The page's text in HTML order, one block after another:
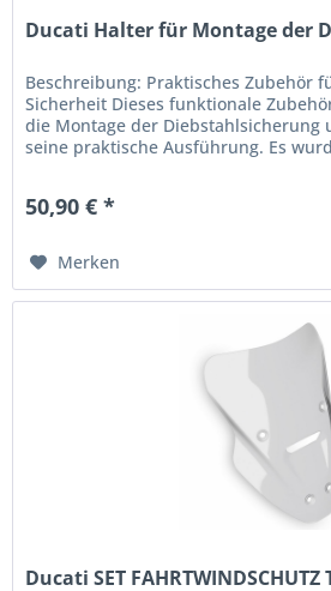
Ducati Halter für Montage der
Beschreibung: Praktisches Zubehör
Sicherheit Dieses funktionale
die Montage der Diebstahlsicherung
seine praktische Ausführung. Es
50,90 € *
Merken
Ducati SET FAHRTWINDSCHUTZ